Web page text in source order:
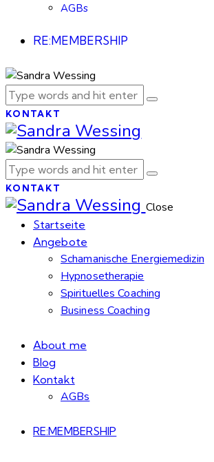
AGBs
RE:MEMBERSHIP
KONTAKT
KONTAKT
Close
Startseite
Angebote
Schamanische Energiemedizin
Hypnosetherapie
Spirituelles Coaching
Business Coaching
About me
Blog
Kontakt
AGBs
RE:MEMBERSHIP